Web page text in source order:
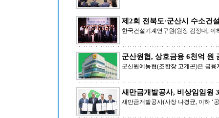
제2회 전북도·군산시 수소건
한국건설기계연구원(원장 김정대,
군산원협, 상호금융 6천억 원
군산원예농협(조합장 고계곤)은 금융
새만금개발공사, 비상임임원
새만금개발공사(사장 나경균, 이하 ‘